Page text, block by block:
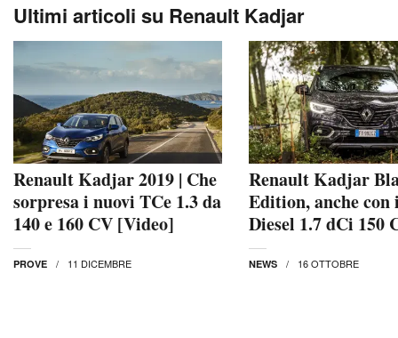
Ultimi articoli su Renault Kadjar
Renault Kadjar 2019 | Che
sorpresa i nuovi TCe 1.3 da
140 e 160 CV [Video]
PROVE 11 DICEMBRE
Renault Kadjar
Edition, anche con
Diesel 1.7 dCi 150
NEWS 16 OTTOBRE